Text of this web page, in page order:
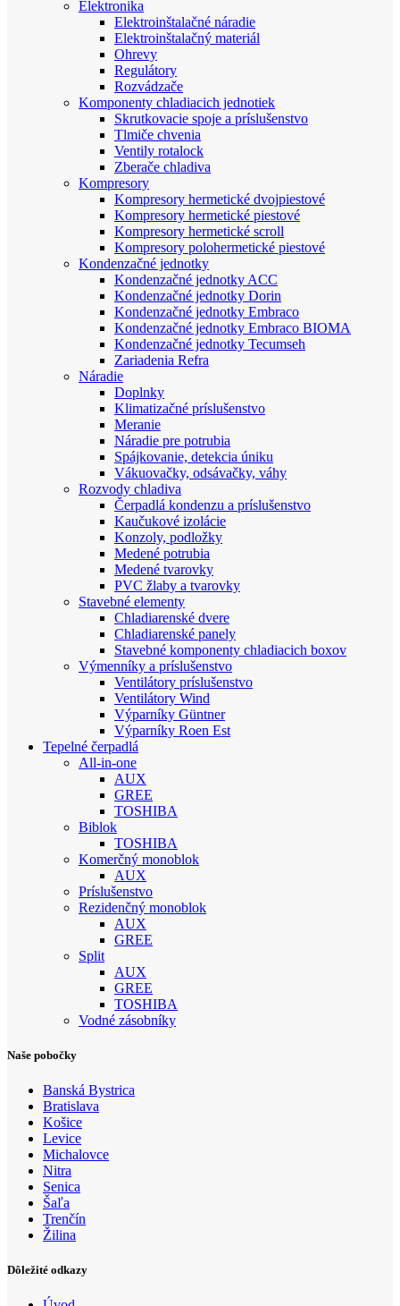
Elektronika
Elektroinštalačné náradie
Elektroinštalačný materiál
Ohrevy
Regulátory
Rozvádzače
Komponenty chladiacich jednotiek
Skrutkovacie spoje a príslušenstvo
Tlmiče chvenia
Ventily rotalock
Zberače chladiva
Kompresory
Kompresory hermetické dvojpiestové
Kompresory hermetické piestové
Kompresory hermetické scroll
Kompresory polohermetické piestové
Kondenzačné jednotky
Kondenzačné jednotky ACC
Kondenzačné jednotky Dorin
Kondenzačné jednotky Embraco
Kondenzačné jednotky Embraco BIOMA
Kondenzačné jednotky Tecumseh
Zariadenia Refra
Náradie
Doplnky
Klimatizačné príslušenstvo
Meranie
Náradie pre potrubia
Spájkovanie, detekcia úniku
Vákuovačky, odsávačky, váhy
Rozvody chladiva
Čerpadlá kondenzu a príslušenstvo
Kaučukové izolácie
Konzoly, podložky
Medené potrubia
Medené tvarovky
PVC žlaby a tvarovky
Stavebné elementy
Chladiarenské dvere
Chladiarenské panely
Stavebné komponenty chladiacich boxov
Výmenníky a príslušenstvo
Ventilátory príslušenstvo
Ventilátory Wind
Výparníky Güntner
Výparníky Roen Est
Tepelné čerpadlá
All-in-one
AUX
GREE
TOSHIBA
Biblok
TOSHIBA
Komerčný monoblok
AUX
Príslušenstvo
Rezidenčný monoblok
AUX
GREE
Split
AUX
GREE
TOSHIBA
Vodné zásobníky
Naše pobočky
Banská Bystrica
Bratislava
Košice
Levice
Michalovce
Nitra
Senica
Šaľa
Trenčín
Žilina
Dôležité odkazy